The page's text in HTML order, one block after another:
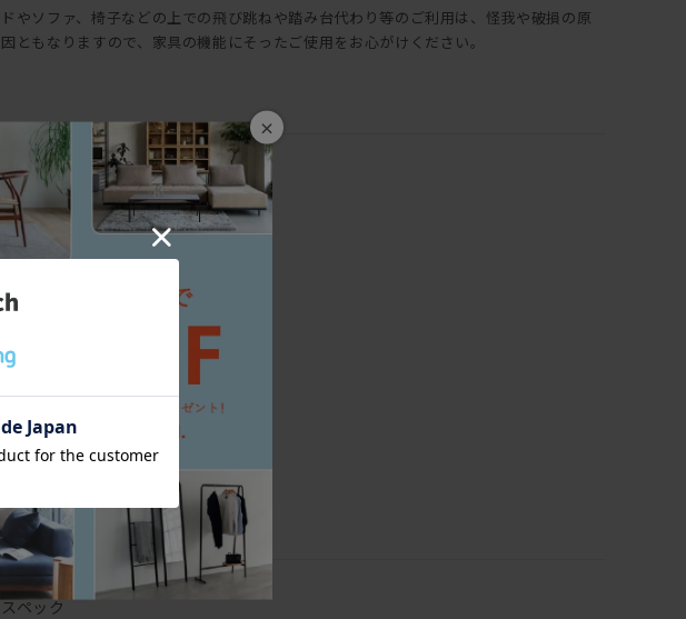
×
ドやソファ、椅子などの上での飛び跳ねや踏み台代わり等のご利用は、怪我や破損の原
因ともなりますので、家具の機能にそったご使用をお心がけください。
三面図
スペック